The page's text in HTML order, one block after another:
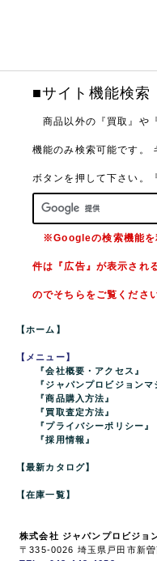
■サイト機能検索
商品以外の『買取』や
機能のみ検索可能です。
ボタンを押して下さい。
※Googleの検索機能を
件は『広告』が表示され
のでそちらをご覧ください
【ホーム】
【メニュー】
『会社概要・アクセス』
『ジャパンプロビジョンマ
『商品購入方法』
『買取査定方法』
『プライバシーポリシー』
『採用情報』
【最新カタログ】
【在庫一覧】
株式会社 ジャパンプロビジョ
〒335-0026 埼玉県戸田市新